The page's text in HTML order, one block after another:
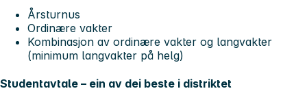
Årsturnus
Ordinære vakter
Kombinasjon av ordinære vakter og langvakter
(minimum langvakter på helg)
Studentavtale – ein av dei beste i distriktet